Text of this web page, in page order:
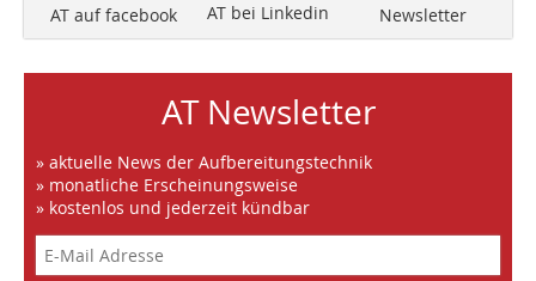
AT auf facebook AT bei Linkedin Newsletter
AT Newsletter
» aktuelle News der Aufbereitungstechnik
» monatliche Erscheinungsweise
» kostenlos und jederzeit kündbar